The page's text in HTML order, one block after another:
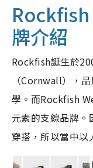
牌介紹
Rockfish誕生於
（Cornwall），
學。而Rockfish
元素的支線品牌。
穿搭，所以當中以